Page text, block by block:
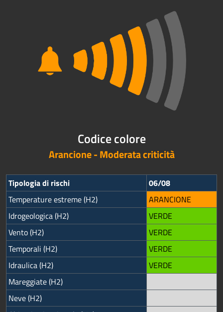
Codice colore
Arancione - Moderata criticità
Tipologia di rischi
06/08
Temperature estreme (H2)
ARANCIONE
Idrogeologica (H2)
VERDE
Vento (H2)
VERDE
Temporali (H2)
VERDE
Idraulica (H2)
VERDE
Mareggiate (H2)
Neve (H2)